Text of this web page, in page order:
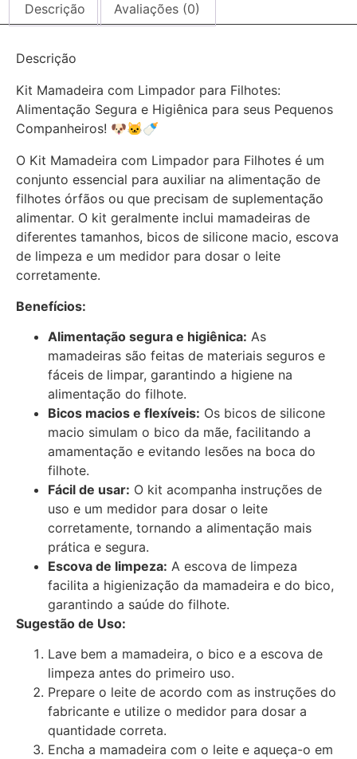
Descrição Avaliações (0)
Descrição
Kit Mamadeira com Limpador para Filhotes:
Alimentação Segura e Higiênica para seus Pequenos
Companheiros! 🐶🐱🍼
O Kit Mamadeira com Limpador para Filhotes é um
conjunto essencial para auxiliar na alimentação de
filhotes órfãos ou que precisam de suplementação
alimentar. O kit geralmente inclui mamadeiras de
diferentes tamanhos, bicos de silicone macio, escova
de limpeza e um medidor para dosar o leite
corretamente.
Benefícios:
Alimentação segura e higiênica: As
mamadeiras são feitas de materiais seguros e
fáceis de limpar, garantindo a higiene na
alimentação do filhote.
Bicos macios e flexíveis: Os bicos de silicone
macio simulam o bico da mãe, facilitando a
amamentação e evitando lesões na boca do
filhote.
Fácil de usar: O kit acompanha instruções de
uso e um medidor para dosar o leite
corretamente, tornando a alimentação mais
prática e segura.
Escova de limpeza: A escova de limpeza
facilita a higienização da mamadeira e do bico,
garantindo a saúde do filhote.
Sugestão de Uso:
Lave bem a mamadeira, o bico e a escova de
limpeza antes do primeiro uso.
Prepare o leite de acordo com as instruções do
fabricante e utilize o medidor para dosar a
quantidade correta.
Encha a mamadeira com o leite e aqueça-o em